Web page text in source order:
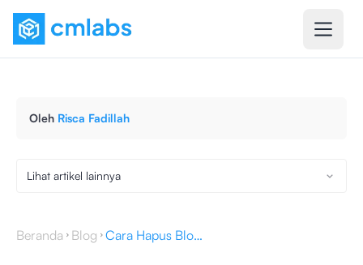
Oleh Risca Fadillah
Lihat artikel lainnya
Beranda Blog Cara Hapus Blog di Blogger Secara Permanen, Mudah dan Cepat